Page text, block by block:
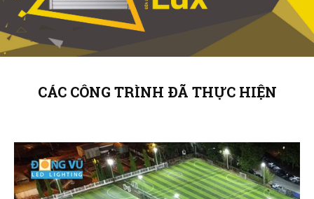
CÁC CÔNG TRÌNH ĐÃ THỰC HIỆN